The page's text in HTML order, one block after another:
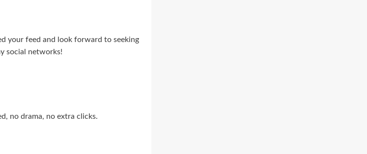
your feed and look forward to seeking
social networks!
no drama, no extra clicks.